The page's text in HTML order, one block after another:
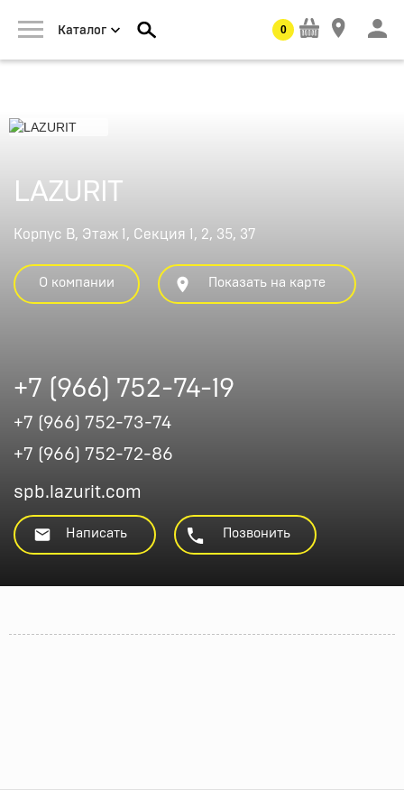
Каталог 0
LAZURIT
Корпус В, Этаж 1, Секция 1, 2, 35, 37
О компании Показать на карте
+7 (966) 752-74-19
+7 (966) 752-73-74
+7 (966) 752-72-86
spb.lazurit.com
Написать Позвонить